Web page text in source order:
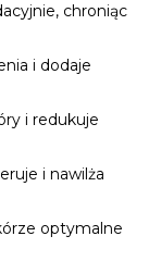
chroniąc
i dodaje
i redukuje
i nawilża
optymalne